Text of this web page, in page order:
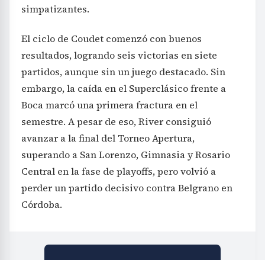
simpatizantes.
El ciclo de Coudet comenzó con buenos
resultados, logrando seis victorias en siete
partidos, aunque sin un juego destacado. Sin
embargo, la caída en el Superclásico frente a
Boca marcó una primera fractura en el
semestre. A pesar de eso, River consiguió
avanzar a la final del Torneo Apertura,
superando a San Lorenzo, Gimnasia y Rosario
Central en la fase de playoffs, pero volvió a
perder un partido decisivo contra Belgrano en
Córdoba.